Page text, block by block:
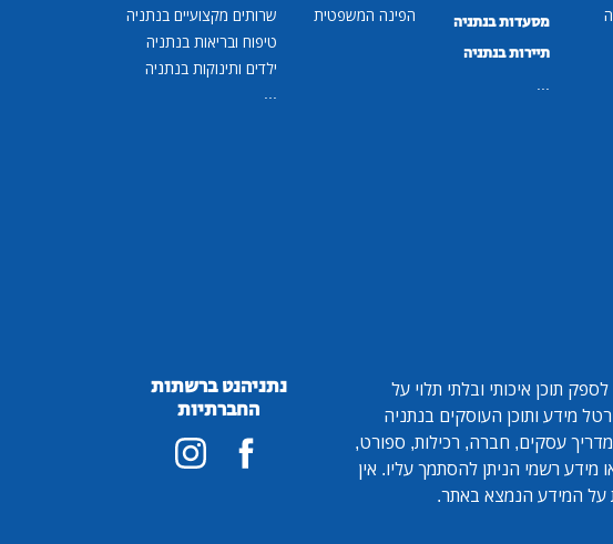
מסעדות בנתניה
תיירות בנתניה
...
הפינה המשפטית
שרותים מקצועיים בנתניה
טיפוח ובריאות בנתניה
ילדים ותינוקות בנתניה
...
תוכן איכותי ובלתי תלוי על
מידע ותוכן העוסקים בנתניה
מדריך עסקים, חברה, רכילות, ספורט,
רשמי הניתן להסתמך עליו. אין
על המידע הנמצא באתר.
נתניהנט ברשתות
החברתיות